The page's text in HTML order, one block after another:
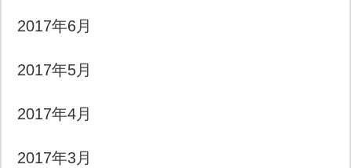
2017年6月
2017年5月
2017年4月
2017年3月